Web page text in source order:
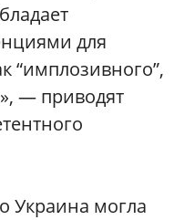
для
“имплозивного”,
— приводят
Украина могла